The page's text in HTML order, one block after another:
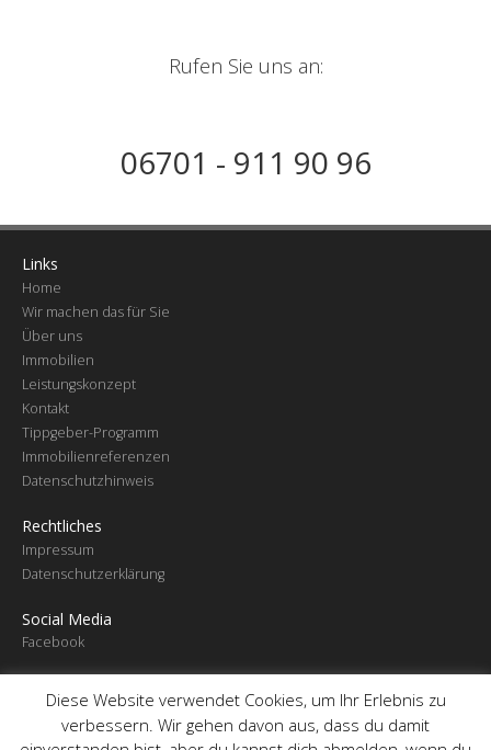
Rufen Sie uns an:
06701 - 911 90 96
Links
Home
Wir machen das für Sie
Über uns
Immobilien
Leistungskonzept
Kontakt
Tippgeber-Programm
Immobilienreferenzen
Datenschutzhinweis
Rechtliches
Impressum
Datenschutzerklärung
Social Media
Facebook
© 2026 - Stettner Immobilien
powered by
Diese Website verwendet Cookies, um Ihr Erlebnis zu
verbessern. Wir gehen davon aus, dass du damit